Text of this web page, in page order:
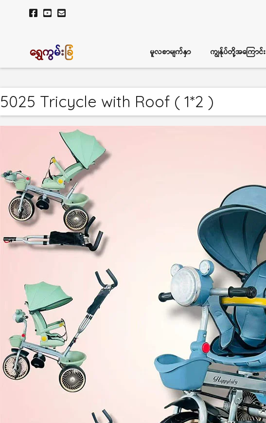
ရွှေကွမ်းခြံ မူလစာမျက်နှာ ကျွန်ုပ်တို့အကြောင်း
5025 Tricycle with Roof ( 1*2 )